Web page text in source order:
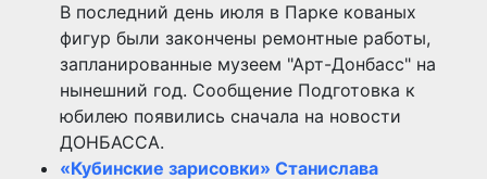
В последний день июля в Парке кованых
фигур были закончены ремонтные работы,
запланированные музеем "Арт-Донбасс" на
нынешний год. Сообщение Подготовка к
юбилею появились сначала на новости
ДОНБАССА.
«Кубинские зарисовки» Станислава